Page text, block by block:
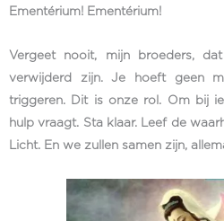
Ementérium! Ementérium!
Vergeet nooit, mijn broeders,
verwijderd zijn. Je hoeft geen
triggeren. Dit is onze rol. Om bij
hulp vraagt. Sta klaar. Leef de
Licht. En we zullen samen zijn,